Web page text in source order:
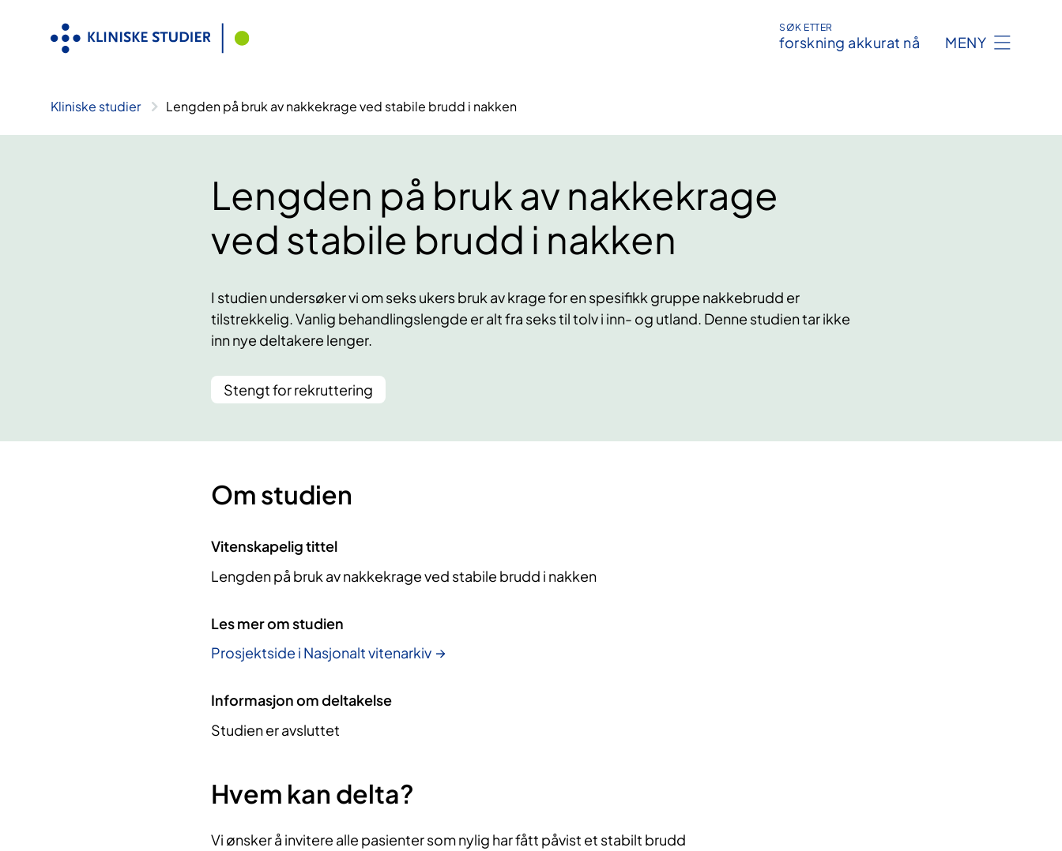
SØK ETTER
forskning akkurat nå MENY
Kliniske studier Lengden på bruk av nakkekrage ved stabile brudd i nakken
Lengden på bruk av nakkekrage
ved stabile brudd i nakken
I studien undersøker vi om seks ukers bruk av krage for en spesifikk gruppe nakkebrudd er
tilstrekkelig. Vanlig behandlingslengde er alt fra seks til tolv i inn- og utland. Denne studien tar ikke
inn nye deltakere lenger.
Stengt for rekruttering
Om studien
Vitenskapelig tittel
Lengden på bruk av nakkekrage ved stabile brudd i nakken
Les mer om studien
Prosjektside i Nasjonalt vitenarkiv
Informasjon om deltakelse
Studien er avsluttet
Hvem kan delta?
Vi ønsker å invitere alle pasienter som nylig har fått påvist et stabilt brudd